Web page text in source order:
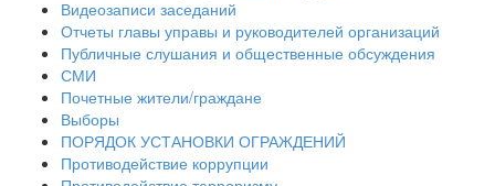
Видеозаписи заседаний
Отчеты главы управы и руководителей организаций
Публичные слушания и общественные обсуждения
СМИ
Почетные жители/граждане
Выборы
ПОРЯДОК УСТАНОВКИ ОГРАЖДЕНИЙ
Противодействие коррупции